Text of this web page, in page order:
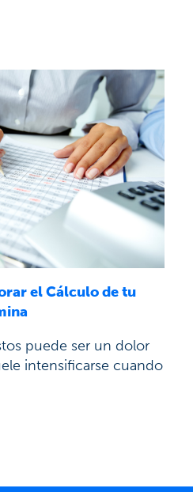
el Cálculo de tu
puede ser un dolor
intensificarse cuando